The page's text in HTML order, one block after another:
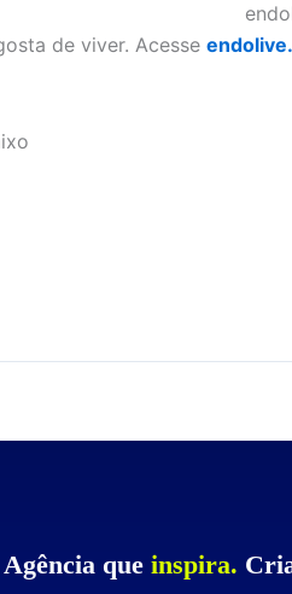
de viver. Acesse
Agência que inspira.